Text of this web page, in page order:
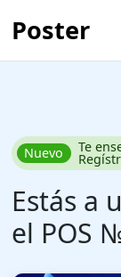
Poster
Nuevo Te
Estás a
el POS